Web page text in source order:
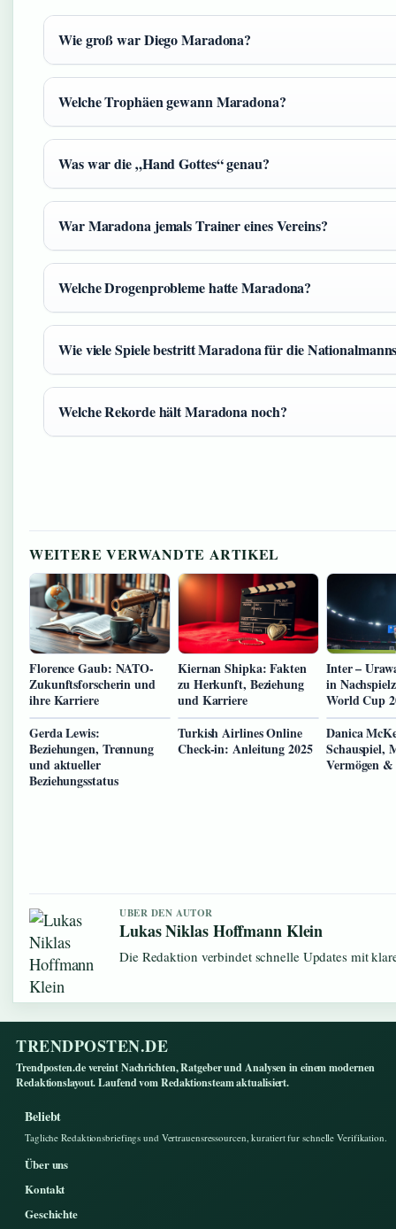
Wie groß war Diego Maradona?
Welche Trophäen gewann Maradona?
Was war die „Hand Gottes“ genau?
War Maradona jemals Trainer eines Vereins?
Welche Drogenprobleme hatte Maradona?
Wie viele Spiele bestritt Maradona für die
Welche Rekorde hält Maradona noch?
WEITERE VERWANDTE ARTIKEL
Florence Gaub: NATO-
Zukunftsforscherin und
ihre Karriere
Kiernan Shipka: Fakten
zu Herkunft, Beziehung
und Karriere
Inter –
in
World Cup
Gerda Lewis:
Beziehungen, Trennung
und aktueller
Beziehungsstatus
Turkish Airlines Online
Check-in: Anleitung 2025
Danica
Schauspiel,
Vermögen
UBER DEN AUTOR
Lukas Niklas Hoffmann Klein
Die Redaktion verbindet schnelle Updates mit
TRENDPOSTEN.DE
Trendposten.de vereint Nachrichten, Ratgeber und Analysen in einem modernen
Redaktionslayout. Laufend vom Redaktionsteam aktualisiert.
Beliebt
Tagliche Redaktionsbriefings und Vertrauensressourcen, kuratiert fur schnelle Verifikation.
Über uns
Kontakt
Geschichte